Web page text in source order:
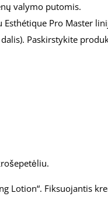
valymo putomis.
Pro Master
Paskirstykite
Lotion“. Fiksuojantis